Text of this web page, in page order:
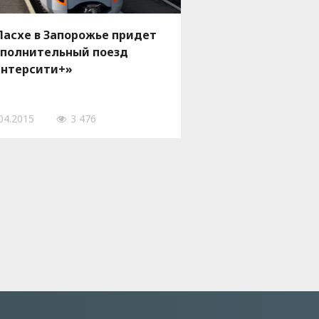
в Запорожье придет
поезд
3 476